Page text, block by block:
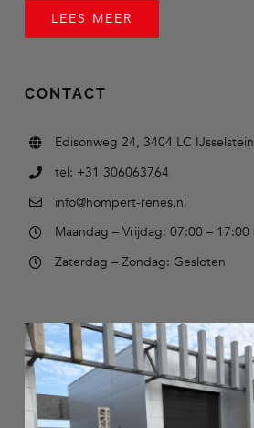
LEES MEER
CONTACT
Edisonweg 24, 3404 LC
tel: +31 306063764
info@hompert-renes.nl
Maandag – Vrijdag: 07:00 – 17:00
Zaterdag – Zondag: Gesloten